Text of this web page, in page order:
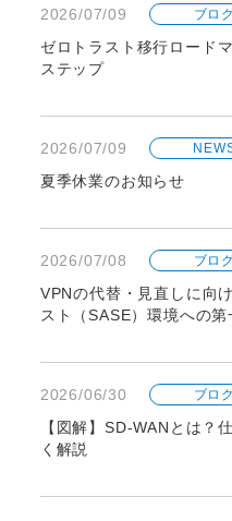
2026/07/09 ブロ
ゼロトラスト移行ロード
ステップ
2026/07/09
夏季休業のお知らせ
2026/07/08 ブロ
VPNの代替・見直しに向
スト（SASE）環境への第
2026/06/30 ブロ
【図解】SD-WANとは？
く解説